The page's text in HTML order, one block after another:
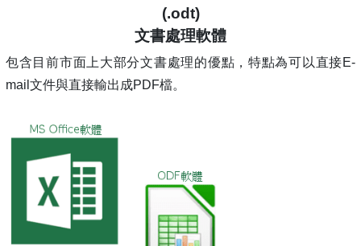
(.odt)
文書處理軟體
包含目前市面上大部分文書處理的優點，特點為可以直接E-
mail文件與直接輸出成PDF檔。